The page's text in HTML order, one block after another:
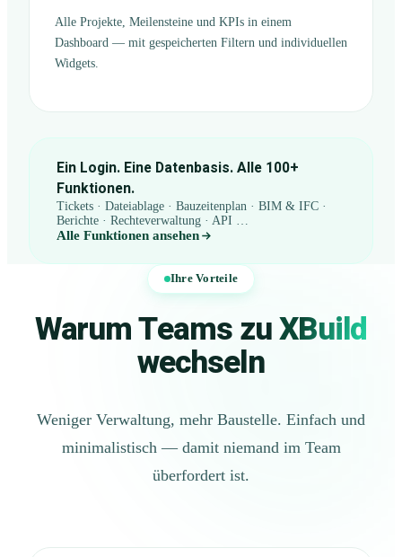
Alle Projekte, Meilensteine und KPIs in einem
Dashboard — mit gespeicherten Filtern und individuellen
Widgets.
Ein Login. Eine Datenbasis. Alle 100+
Funktionen.
Tickets · Dateiablage · Bauzeitenplan · BIM & IFC ·
Berichte · Rechteverwaltung · API …
Alle Funktionen ansehen
Ihre Vorteile
Warum Teams zuXBuild
wechseln
Weniger Verwaltung, mehr Baustelle. Einfach und
minimalistisch — damit niemand im Team
überfordert ist.